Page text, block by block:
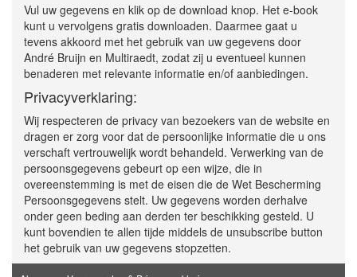
Vul uw gegevens en klik op de download knop. Het e-book
kunt u vervolgens gratis downloaden. Daarmee gaat u
tevens akkoord met het gebruik van uw gegevens door
André Bruijn en Multiraedt, zodat zij u eventueel kunnen
benaderen met relevante informatie en/of aanbiedingen.
Privacyverklaring:
Wij respecteren de privacy van bezoekers van de website en
dragen er zorg voor dat de persoonlijke informatie die u ons
verschaft vertrouwelijk wordt behandeld. Verwerking van de
persoonsgegevens gebeurt op een wijze, die in
overeenstemming is met de eisen die de Wet Bescherming
Persoonsgegevens stelt. Uw gegevens worden derhalve
onder geen beding aan derden ter beschikking gesteld. U
kunt bovendien te allen tijde middels de unsubscribe button
het gebruik van uw gegevens stopzetten.